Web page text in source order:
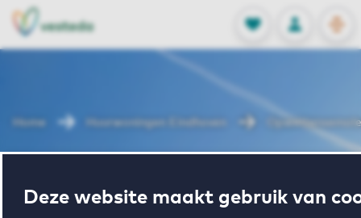
Deze website maakt gebruik van
FAVORIETEN
Opgeslagen
INLOGGEN
NL
EN
Home Huurwoningen Eindhoven
Wonen in